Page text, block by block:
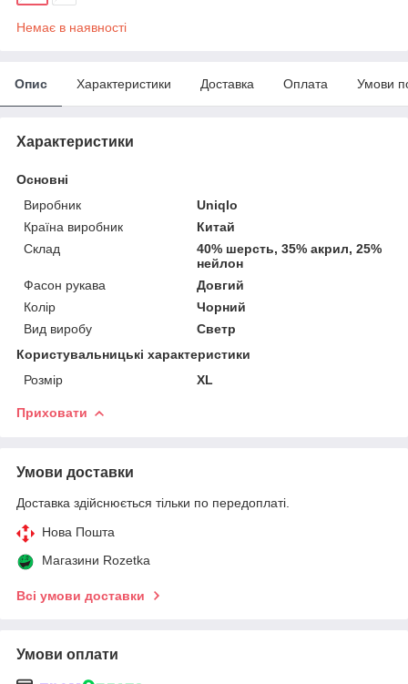
Немає в наявності
Опис Характеристики Доставка Оплата Умови
Характеристики
Основні
Виробник
Uniqlo
Країна виробник
Китай
Склад
40% шерсть, 35% акрил, 25%
нейлон
Фасон рукава
Довгий
Колір
Чорний
Вид виробу
Светр
Користувальницькі характеристики
Розмір
XL
Приховати
Умови доставки
Доставка здійснюється тільки по передоплаті.
Нова Пошта
Магазини Rozetka
Всі умови доставки
Умови оплати